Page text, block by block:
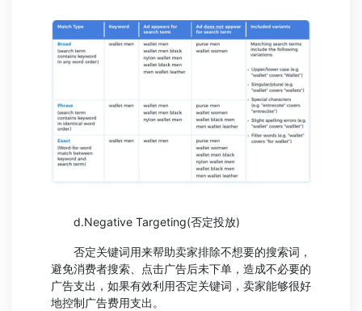
d.Negative Targeting(否定投放)
否定关键词用来帮助卖家排除不想要的搜索词，
避免消费者搜索、点击广告后未下单，造成不必要的
广告支出，如果有效利用否定关键词，卖家能够很好
地控制广告费用支出。